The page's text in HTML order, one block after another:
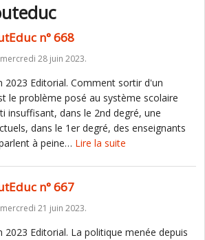
n° 668
28 juin 2023.
2023 Editorial. Comment sortir d'un
le problème posé au système scolaire
insuffisant, dans le 2nd degré, une
dans le 1er degré, des enseignants
à peine… Lire la suite
n° 667
21 juin 2023.
2023 Editorial. La politique menée depuis